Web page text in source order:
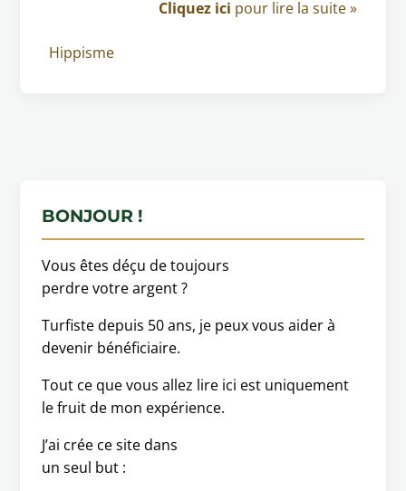
Cliquez ici pour lire la suite »
Hippisme
BONJOUR !
Vous êtes déçu de toujours
perdre votre argent ?
Turfiste depuis 50 ans, je peux vous aider à
devenir bénéficiaire.
Tout ce que vous allez lire ici est uniquement
le fruit de mon expérience.
J’ai crée ce site dans
un seul but :